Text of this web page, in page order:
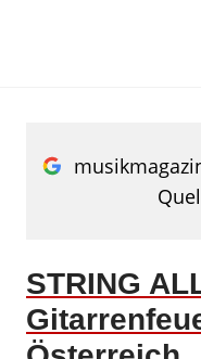
STRING